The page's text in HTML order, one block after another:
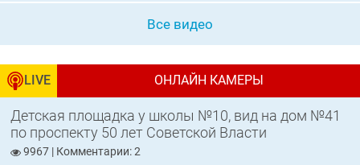
Все видео
LIVE ОНЛАЙН КАМЕРЫ
Детская площадка у школы №10, вид на дом №41
по проспекту 50 лет Советской Власти
9967 | Комментарии: 2